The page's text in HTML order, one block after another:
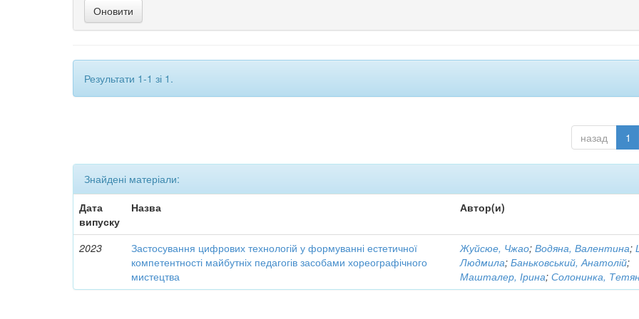
Результати 1-1 зі 1.
назад 1
Знайдені матеріали:
Дата
випуску
Назва Автор(и)
2023
Застосування цифрових технологій у формуванні естетичної
компетентності майбутніх педагогів засобами хореографічного
мистецтва
Жуйсюе, Чжао;Водяна, Валентина;
Людмила;Баньковський, Анатолій;
Машталер, Ірина;Солонинка,